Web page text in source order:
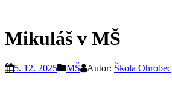
Mikuláš v MŠ
5. 12. 2025 MŠ Autor: Škola Ohrobec